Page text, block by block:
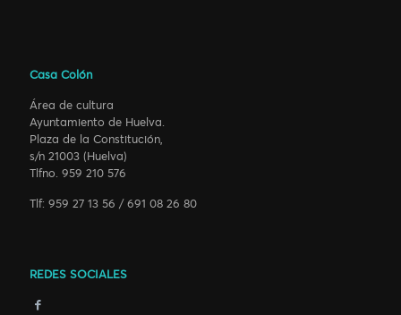
Casa Colón
Área de cultura
Ayuntamiento de Huelva.
Plaza de la Constitución,
s/n 21003 (Huelva)
Tlfno. 959 210 576
Tlf: 959 27 13 56 / 691 08 26 80
REDES SOCIALES